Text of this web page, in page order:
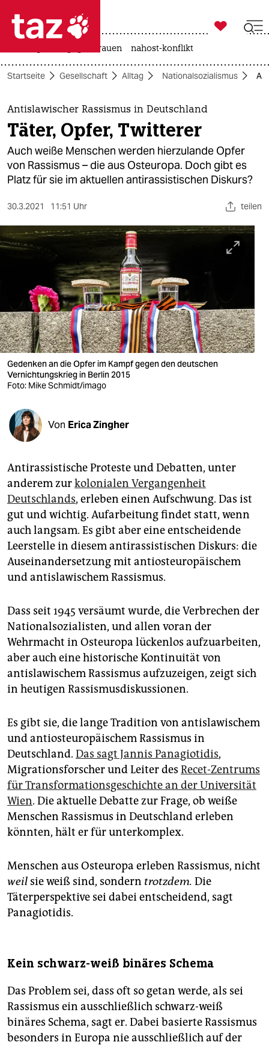
 taz zahl ich
taz zahl ich
themen
politik
öko
sport
nord
wahrheit
verlag
verlag
shop
fragen & hilfe
unterstützen
abo
genossenschaft
epaper login

taz zahl ich
gewalt gegen frauen nahost-konflikt
Startseite Gesellschaft Alltag Nationalsozialismus
Antislawischer Rassismus in Deutschland
Täter, Opfer, Twitterer
Auch weiße Menschen werden hierzulande Opfer
von Rassismus – die aus Osteuropa. Doch gibt es
Platz für sie im aktuellen antirassistischen Diskurs?
30.3.2021 11:51 Uhr teilen
Gedenken an die Opfer im Kampf gegen den deutschen
Vernichtungskrieg in Berlin 2015
Foto: Mike Schmidt/imago
Von Erica Zingher
Antirassistische Proteste und Debatten, unter
anderem zurkolonialen Vergangenheit
Deutschlands, erleben einen Aufschwung. Das ist
gut und wichtig. Aufarbeitung findet statt, wenn
auch langsam. Es gibt aber eine entscheidende
Leerstelle in diesem antirassistischen Diskurs: die
Auseinandersetzung mit antiosteuropäischem
und antislawischem Rassismus.
Dass seit 1945 versäumt wurde, die Verbrechen der
Nationalsozialisten, und allen voran der
Wehrmacht in Osteuropa lückenlos aufzuarbeiten,
aber auch eine historische Kontinuität von
antislawischem Rassismus aufzuzeigen, zeigt sich
in heutigen Rassismusdiskussionen.
Es gibt sie, die lange Tradition von antislawischem
und antiosteuropäischem Rassismus in
Deutschland. Das sagt Jannis Panagiotidis,
Migrationsforscher und Leiter des Recet-Zentrums
für Transformationsgeschichte an der Universität
Wien. Die aktuelle Debatte zur Frage, ob weiße
Menschen Rassismus in Deutschland erleben
könnten, hält er für unterkomplex.
Menschen aus Osteuropa erleben Rassismus, nicht
weil sie weiß sind, sondern trotzdem. Die
Täterperspektive sei dabei entscheidend, sagt
Panagiotidis.
Kein schwarz-weiß binäres Schema
Das Problem sei, dass oft so getan werde, als sei
Rassismus ein ausschließlich schwarz-weiß
binäres Schema, sagt er. Dabei basierte Rassismus
besonders in Europa nie ausschließlich auf der